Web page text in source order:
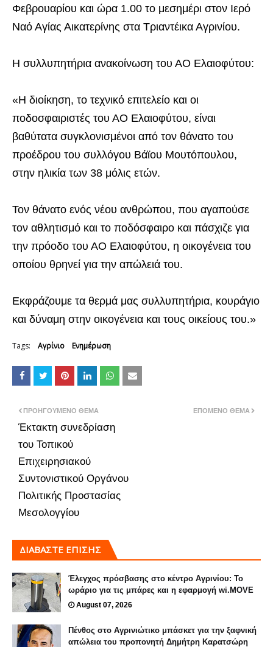
Φεβρουαρίου και ώρα 1.00 το μεσημέρι στον Ιερό
Ναό Αγίας Αικατερίνης στα Τριαντέικα Αγρινίου.
Η συλλυπητήρια ανακοίνωση του ΑΟ Ελαιοφύτου:
«Η διοίκηση, το τεχνικό επιτελείο και οι
ποδοσφαιριστές του ΑΟ Ελαιοφύτου, είναι
βαθύτατα συγκλονισμένοι από τον θάνατο του
προέδρου του συλλόγου Βάϊου Μουτόπουλου,
στην ηλικία των 38 μόλις ετών.
Τον θάνατο ενός νέου ανθρώπου, που αγαπούσε
τον αθλητισμό και το ποδόσφαιρο και πάσχιζε για
την πρόοδο του ΑΟ Ελαιοφύτου, η οικογένεια του
οποίου θρηνεί για την απώλειά του.
Εκφράζουμε τα θερμά μας συλλυπητήρια, κουράγιο
και δύναμη στην οικογένεια και τους οικείους του.»
Tags: Αγρίνιο Ενημέρωση
ΕΠΌΜΕΝΟ ΘΈΜΑ
ΠΡΟΗΓΟΎΜΕΝΟ ΘΈΜΑ
Έκτακτη συνεδρίαση
του Τοπικού
Επιχειρησιακού
Συντονιστικού Οργάνου
Πολιτικής Προστασίας
Μεσολογγίου
ΔΙΑΒΑΣΤΕ ΕΠΙΣΗΣ
Έλεγχος πρόσβασης στο κέντρο Αγρινίου: Το
ωράριο για τις μπάρες και η εφαρμογή wi.MOVE
August 07, 2026
Πένθος στο Αγρινιώτικο μπάσκετ για την ξαφνική
απώλεια του προπονητή Δημήτρη Καρατσώρη